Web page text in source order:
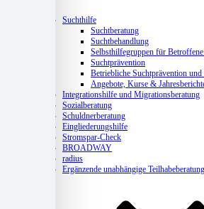
Suchthilfe
Suchtberatung
Suchtbehandlung
Selbsthilfegruppen für
Suchtprävention
Betriebliche Suchtprävention
Angebote, Kurse &
Integrationshilfe und Migrationsberatung
Sozialberatung
Schuldnerberatung
Eingliederungshilfe
Stromspar-Check
BROADWAY
radius
Ergänzende unabhängige Teilhabeberatung